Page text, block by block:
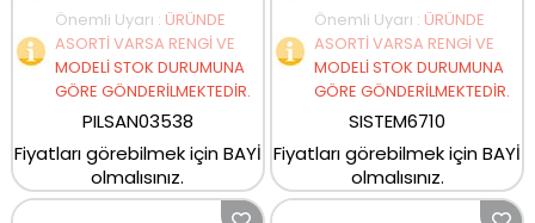
Önemli Uyarı : ÜRÜNDE
ASORTİ VARSA RENGİ VE
MODELİ STOK DURUMUNA
GÖRE GÖNDERİLMEKTEDİR.
PILSAN03538
Fiyatları görebilmek için BAYİ
olmalısınız.
Önemli Uyarı : ÜRÜNDE
ASORTİ VARSA RENGİ VE
MODELİ STOK DURUMUNA
GÖRE GÖNDERİLMEKTEDİR.
SISTEM6710
Fiyatları görebilmek için BAYİ
olmalısınız.